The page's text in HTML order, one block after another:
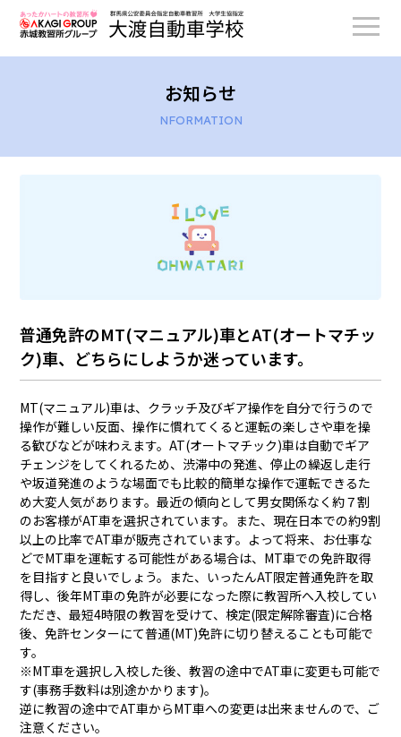
お知らせ
NFORMATION
普通免許のMT(マニュアル)車とAT(オートマチッ
ク)車、どちらにしようか迷っています。
MT(マニュアル)車は、クラッチ及びギア操作を自分で行うので
操作が難しい反面、操作に慣れてくると運転の楽しさや車を操
る歓びなどが味わえます。AT(オートマチック)車は自動でギア
チェンジをしてくれるため、渋滞中の発進、停止の繰返し走行
や坂道発進のような場面でも比較的簡単な操作で運転できるた
め大変人気があります。最近の傾向として男女関係なく約７割
のお客様がAT車を選択されています。また、現在日本での約9割
以上の比率でAT車が販売されています。よって将来、お仕事な
どでMT車を運転する可能性がある場合は、MT車での免許取得
を目指すと良いでしょう。また、いったんAT限定普通免許を取
得し、後年MT車の免許が必要になった際に教習所へ入校してい
ただき、最短4時限の教習を受けて、検定(限定解除審査)に合格
後、免許センターにて普通(MT)免許に切り替えることも可能で
す。
※MT車を選択し入校した後、教習の途中でAT車に変更も可能で
す(事務手数料は別途かかります)。
逆に教習の途中でAT車からMT車への変更は出来ませんので、ご
注意ください。